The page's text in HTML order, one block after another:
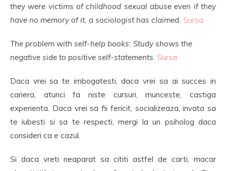
they were victims of childhood sexual abuse even if they
have no memory of it, a sociologist has claimed. Sursa
The problem with self-help books: Study shows the
negative side to positive self-statements. Sursa
Daca vrei sa te imbogatesti, daca vrei sa ai succes in
cariera, atunci fa niste cursuri, munceste, castiga
experienta. Daca vrei sa fii fericit, socializeaza, invata sa
te iubesti si sa te respecti, mergi la un psiholog daca
consideri ca e cazul.
Si daca vreti neaparat sa cititi astfel de carti, macar